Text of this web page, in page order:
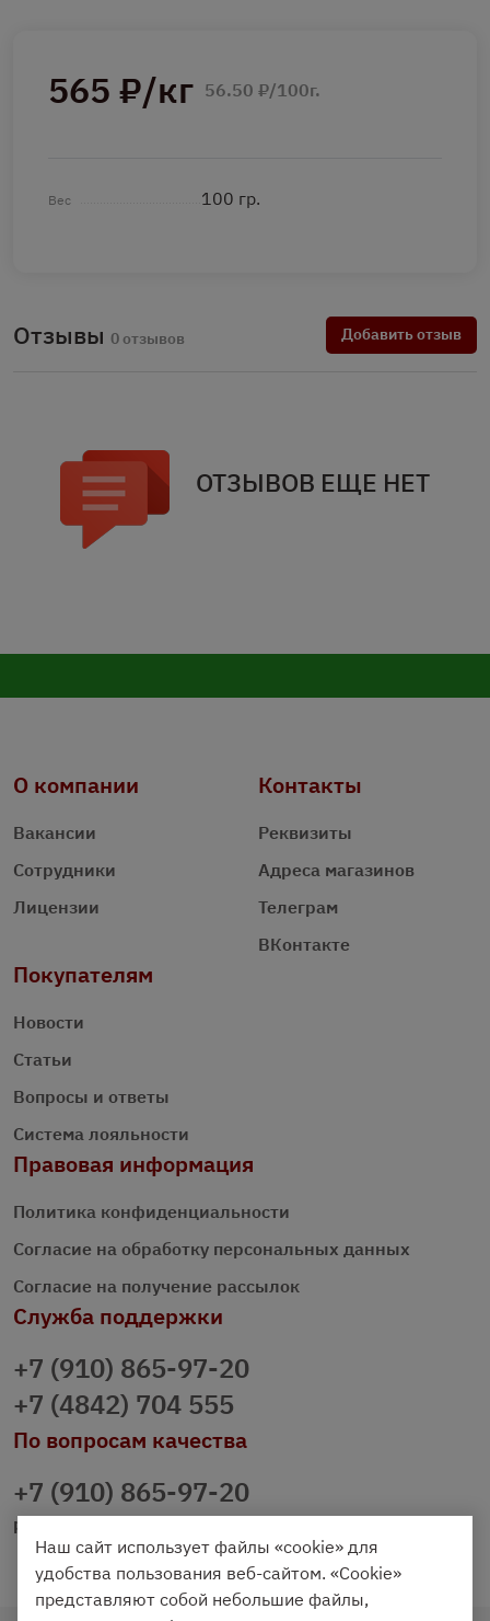
565 ₽/кг 56.50 ₽/100г.
Вес 100 гр.
Отзывы 0 отзывов Добавить отзыв
ОТЗЫВОВ ЕЩЕ НЕТ
О компании
Вакансии
Сотрудники
Лицензии
Контакты
Реквизиты
Адреса магазинов
Телеграм
ВКонтакте
Покупателям
Новости
Статьи
Вопросы и ответы
Система лояльности
Правовая информация
Политика конфиденциальности
Согласие на обработку персональных данных
Согласие на получение рассылок
Служба поддержки
+7 (910) 865-97-20
+7 (4842) 704 555
По вопросам качества
+7 (910) 865-97-20
prazdnichniy40@palmi.ru
Наш сайт использует файлы «cookie» для
удобства пользования веб-сайтом. «Cookie»
представляют собой небольшие файлы,